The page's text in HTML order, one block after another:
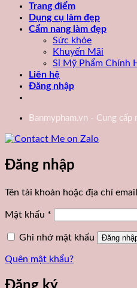
Trang điểm
Dụng cụ làm đẹp
Cẩm nang làm đẹp
Sức khỏe
Khuyến Mãi
Sỉ Mỹ Phẩm Chính
Liên hệ
Đăng nhập
Banmypham.vn - Cung
Đăng nhập
Tên tài khoản hoặc địa chỉ email
Mật khẩu *
Ghi nhớ mật khẩu
Đăng
Quên mật khẩu?